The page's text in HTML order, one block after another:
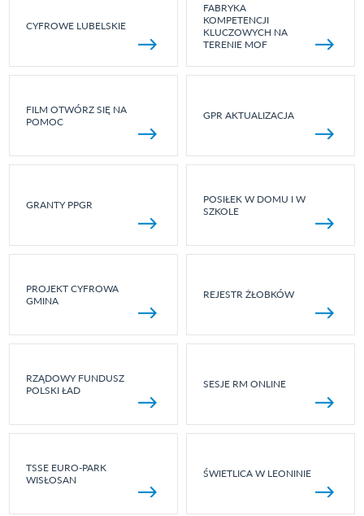
CYFROWE LUBELSKIE
FABRYKA
KOMPETENCJI
KLUCZOWYCH NA
TERENIE MOF
FILM OTWÓRZ SIĘ NA
POMOC
GPR AKTUALIZACJA
GRANTY PPGR
POSIŁEK W DOMU I W
SZKOLE
PROJEKT CYFROWA
GMINA
REJESTR ŻŁOBKÓW
RZĄDOWY FUNDUSZ
POLSKI ŁAD
SESJE RM ONLINE
TSSE EURO-PARK
WISŁOSAN
ŚWIETLICA W LEONINIE